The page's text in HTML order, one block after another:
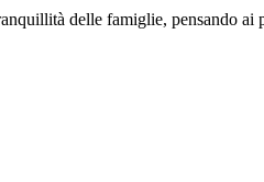
delle famiglie, pensando ai